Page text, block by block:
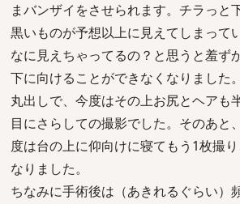
まバンザイをさせられます。チラっと
黒いものが予想以上に見えてしまって
なに見えちゃってるの？と思うと羞ず
下に向けることができなくなりました
丸出しで、今度はその上お尻とヘアも
目にさらしての撮影でした。そのあと
度は台の上に仰向けに寝てもう1枚撮
なりました。
ちなみに手術後は（あきれるぐらい）